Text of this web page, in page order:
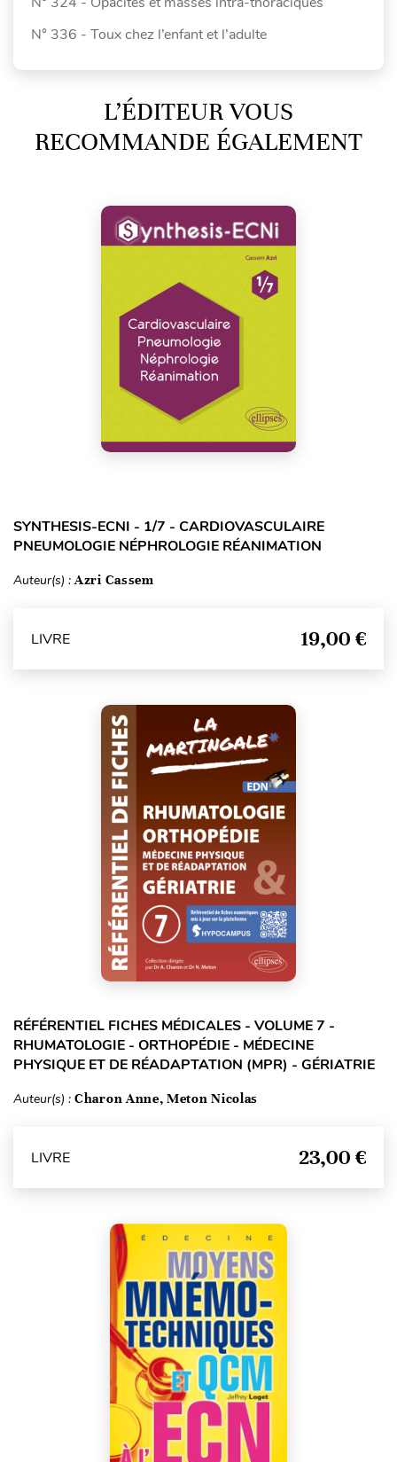
N° 336 - Toux chez l’enfant et l’adulte
L’ÉDITEUR VOUS
RECOMMANDE ÉGALEMENT
SYNTHESIS-ECNI - 1/7 - CARDIOVASCULAIRE
PNEUMOLOGIE NÉPHROLOGIE RÉANIMATION
Auteur(s) :Azri Cassem
LIVRE 19,00 €
RÉFÉRENTIEL FICHES MÉDICALES - VOLUME 7 -
RHUMATOLOGIE - ORTHOPÉDIE - MÉDECINE
PHYSIQUE ET DE RÉADAPTATION (MPR) - GÉRIATRIE
Auteur(s) : Charon Anne, Meton Nicolas
LIVRE 23,00 €